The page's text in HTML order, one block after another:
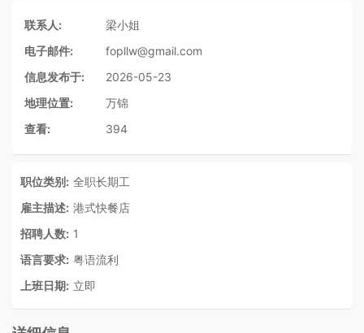
联系人:
梁小姐
电子邮件:
fopllw@gmail.com
信息发布于:
2026-05-23
地理位置:
万锦
查看:
394
职位类别: 全职长期工
雇主描述: 港式快餐店
招聘人数: 1
语言要求: 粤语流利
上班日期: 立即